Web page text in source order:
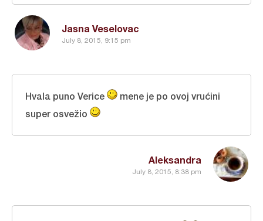
Jasna Veselovac
July 8, 2015, 9:15 pm
Aleksandra
July 8, 2015, 8:38 pm
Hvala puno Verice
mene je po ovoj vrućini
super osvežio